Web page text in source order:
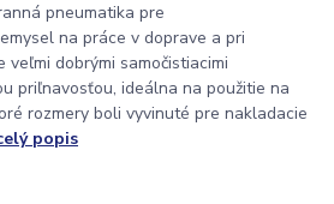
pneumatika pre
na práce v doprave a pri
veľmi dobrými samočistiacimi
priľnavosťou, ideálna na použitie na
rozmery boli vyvinuté pre nakladacie
popis